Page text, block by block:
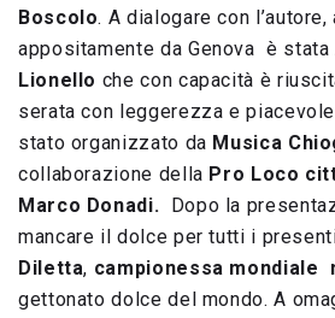
Boscolo. A dialogare con
appositamente da Genova è stata
Lionello che con capacità è
serata con leggerezza e
stato organizzato da Musica
collaborazione della Pro Loco
Marco Donadi.
Dopo la
mancare il dolce per tutti i
Diletta, campionessa mondiale
gettonato dolce del mondo. A